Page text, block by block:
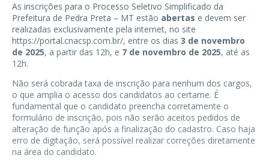
As inscrições para o Processo Seletivo Simplificado da
Prefeitura de Pedra Preta – MT estão abertas e devem ser
realizadas exclusivamente pela internet, no site
https://portal.cnacsp.com.br/, entre os dias 3 de novembro
de 2025, a partir das 12h, e 7 de novembro de 2025, até as
12h.
Não será cobrada taxa de inscrição para nenhum dos cargos,
o que amplia o acesso dos candidatos ao certame. É
fundamental que o candidato preencha corretamente o
formulário de inscrição, pois não serão aceitos pedidos de
alteração de função após a finalização do cadastro. Caso haja
erro de digitação, será possível realizar correções diretamente
na área do candidato.